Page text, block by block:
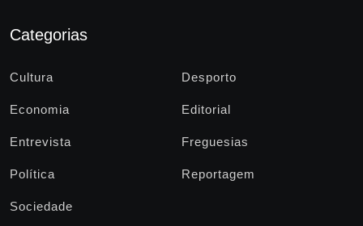
Categorias
Cultura Desporto
Economia Editorial
Entrevista Freguesias
Política Reportagem
Sociedade